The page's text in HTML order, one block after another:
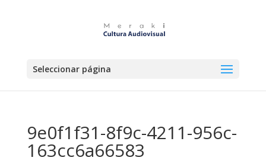
Seleccionar página
9e0f1f31-8f9c-4211-956c-
163cc6a66583